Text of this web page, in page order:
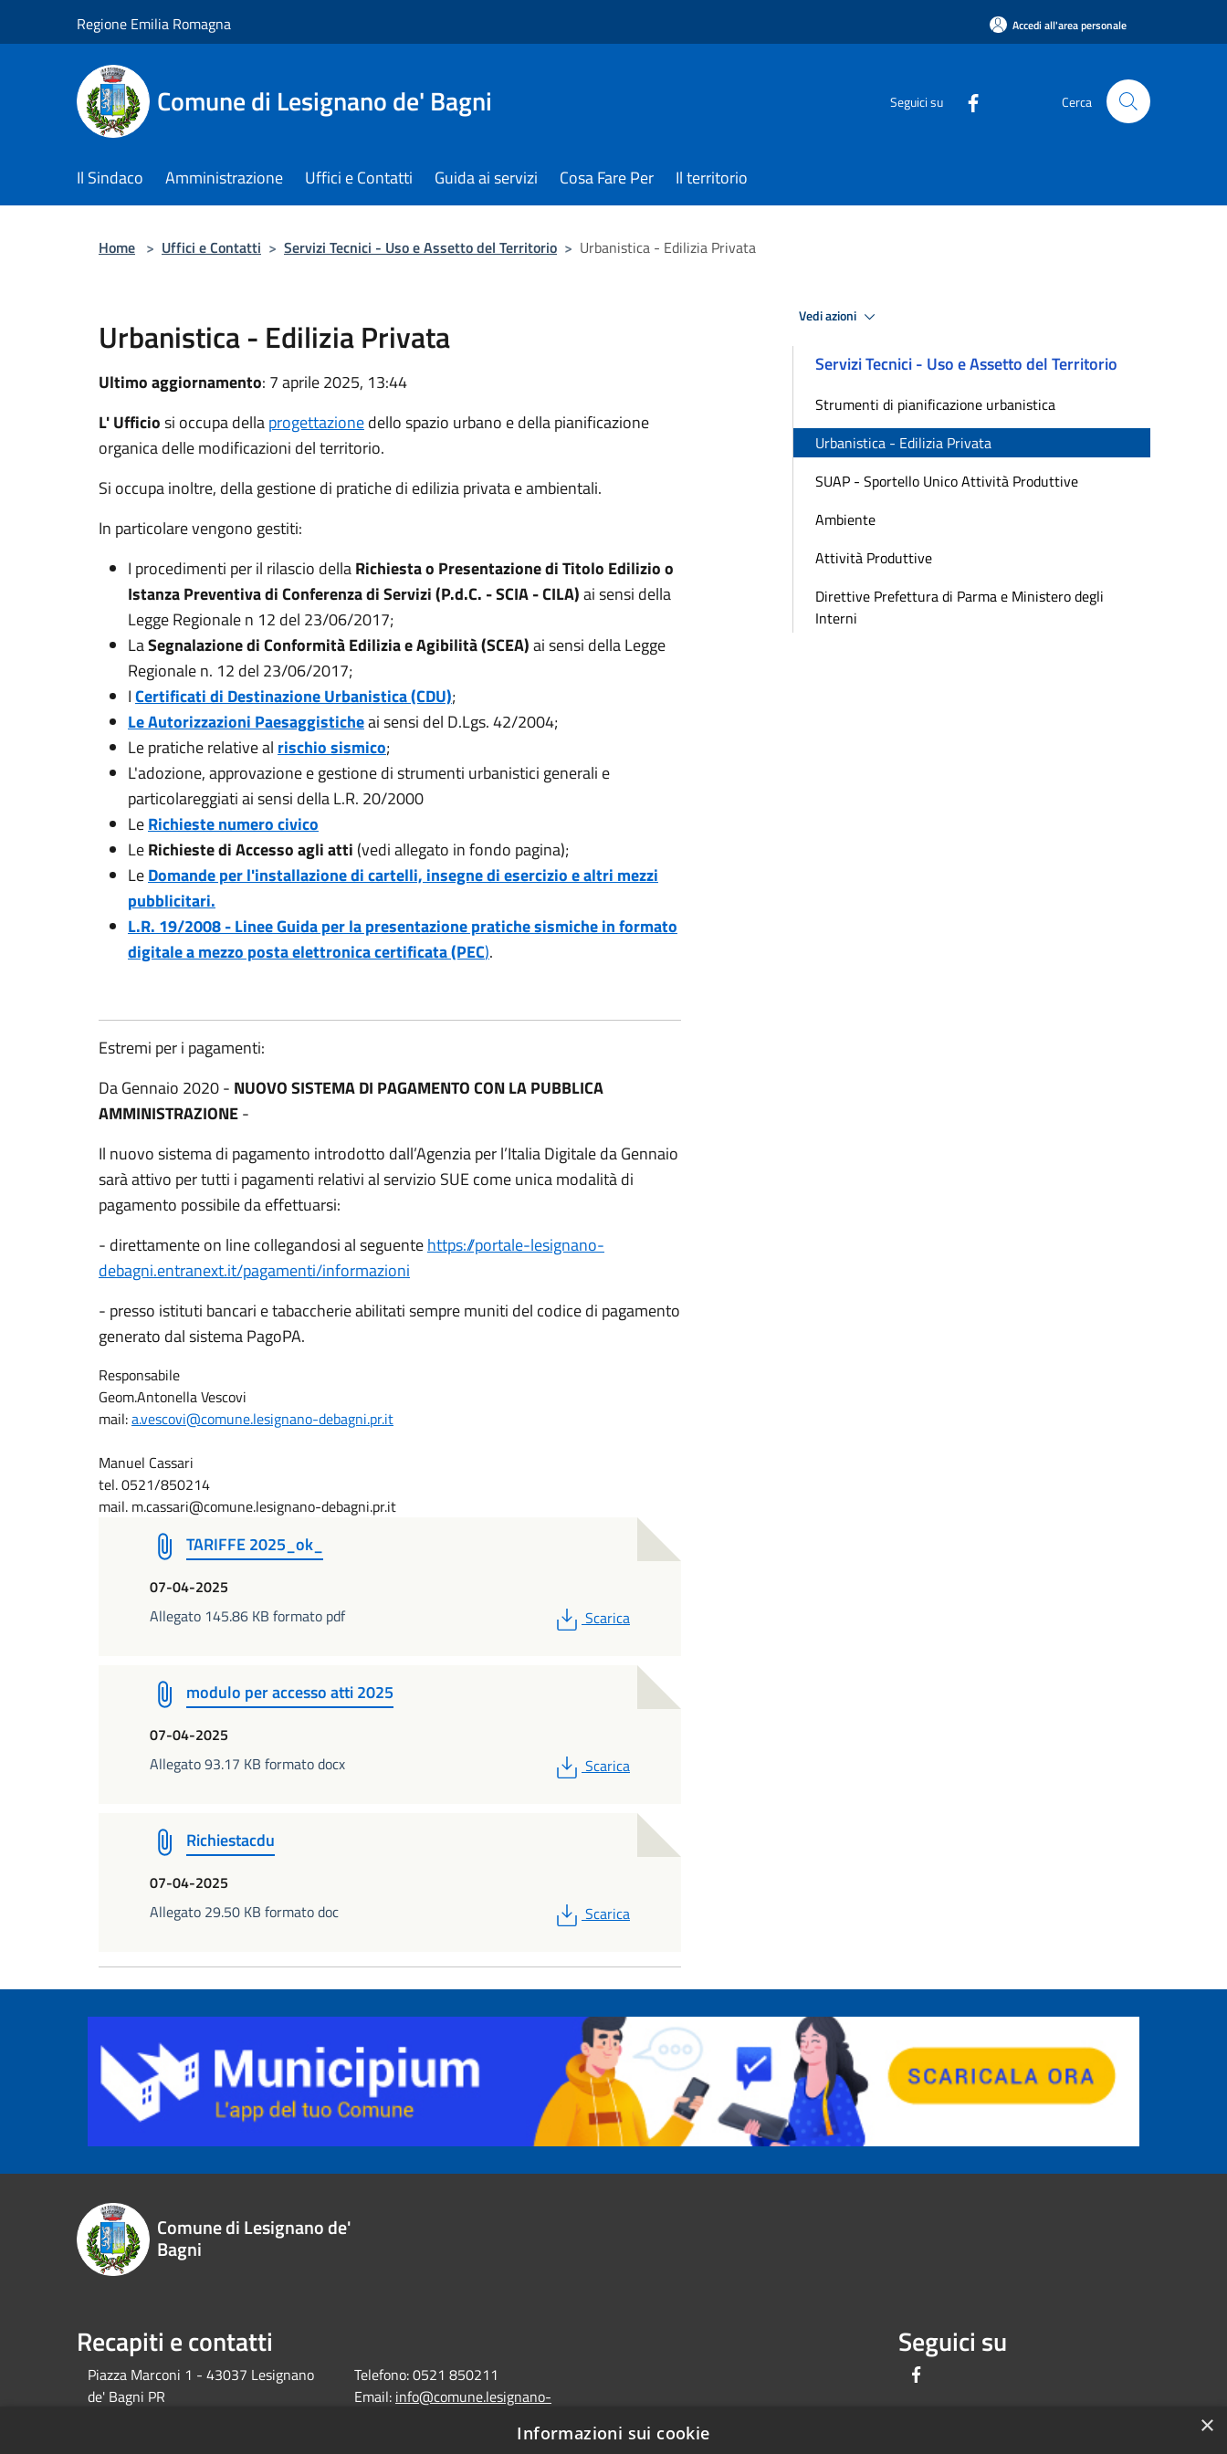
Regione Emilia Romagna Accedi all'area personale
Comune di Lesignano de' Bagni Seguici su Cerca
Il Sindaco Amministrazione Uffici e Contatti Guida ai servizi Cosa Fare Per Il territorio
Home > Uffici e Contatti > Servizi Tecnici - Uso e Assetto del Territorio > Urbanistica - Edilizia Privata
Urbanistica - Edilizia Privata
Ultimo aggiornamento: 7 aprile 2025, 13:44
L' Ufficiosi occupa dellaprogettazionedello spazio urbano e della pianificazione
organica delle modificazioni del territorio.
Si occupa inoltre, della gestione di pratiche di edilizia privata e ambientali.
In particolare vengono gestiti:
I procedimenti per il rilascio dellaRichiesta o Presentazione di Titolo Edilizio o
Istanza Preventiva di Conferenza di Servizi (P.d.C. - SCIA - CILA)ai sensi della
Legge Regionale n 12 del 23/06/2017;
LaSegnalazione di Conformità Edilizia e Agibilità (SCEA)ai sensi della Legge
Regionale n. 12 del 23/06/2017;
ICertificati di Destinazione Urbanistica (CDU);
Le Autorizzazioni Paesaggisticheai sensi del D.Lgs. 42/2004;
Le pratiche relative al rischio sismico;
L'adozione, approvazione e gestione di strumenti urbanistici generali e
particolareggiati ai sensi della L.R. 20/2000
LeRichieste numero civico
LeRichieste di Accesso agli atti (vedi allegato in fondo pagina);
LeDomande per l'installazione di cartelli, insegne di esercizio e altri mezzi
pubblicitari.
L.R. 19/2008 - Linee Guida per la presentazione pratiche sismiche in formato
digitale a mezzo posta elettronica certificata (PEC).
Estremi per i pagamenti:
Da Gennaio 2020 - NUOVO SISTEMA DI PAGAMENTO CON LA PUBBLICA
AMMINISTRAZIONE-
Il nuovo sistema di pagamento introdotto dall’Agenzia per l’Italia Digitale da Gennaio
sarà attivo per tutti i pagamenti relativi al servizio SUE come unica modalità di
pagamento possibile da effettuarsi:
- direttamente on line collegandosi al seguentehttps://portale-lesignano-
debagni.entranext.it/pagamenti/informazioni
- presso istituti bancari e tabaccherie abilitati sempre muniti del codice di pagamento
generato dal sistema PagoPA.
Responsabile
Geom.Antonella Vescovi
mail:a.vescovi@comune.lesignano-debagni.pr.it
Manuel Cassari
tel. 0521/850214
mail. m.cassari@comune.lesignano-debagni.pr.it
TARIFFE 2025_ok_
07-04-2025
Allegato 145.86 KB formato pdf
PDF
Scarica
modulo per accesso atti 2025
07-04-2025
Allegato 93.17 KB formato docx
PDF
Scarica
Richiestacdu
07-04-2025
Allegato 29.50 KB formato doc
PDF
Scarica
Vedi azioni
Servizi Tecnici - Uso e Assetto del Territorio
Strumenti di pianificazione urbanistica
Urbanistica - Edilizia Privata
SUAP - Sportello Unico Attività Produttive
Ambiente
Attività Produttive
Direttive Prefettura di Parma e Ministero degli
Interni
Comune di Lesignano de'
Bagni
Recapiti e contatti
Piazza Marconi 1 - 43037 Lesignano
de' Bagni PR
Telefono:0521 850211
Email: info@comune.lesignano-
Seguici su
×
Informazioni sui cookie